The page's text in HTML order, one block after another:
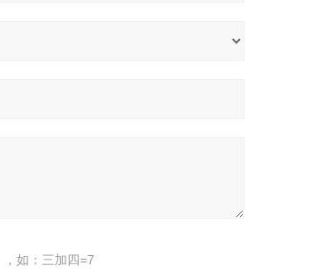
如：三加四=7